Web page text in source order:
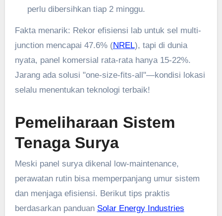
perlu dibersihkan tiap 2 minggu.
Fakta menarik: Rekor efisiensi lab untuk sel multi-
junction mencapai 47.6% (NREL), tapi di dunia
nyata, panel komersial rata-rata hanya 15-22%.
Jarang ada solusi "one-size-fits-all"—kondisi lokasi
selalu menentukan teknologi terbaik!
Pemeliharaan Sistem
Tenaga Surya
Meski panel surya dikenal low-maintenance,
perawatan rutin bisa memperpanjang umur sistem
dan menjaga efisiensi. Berikut tips praktis
berdasarkan panduan Solar Energy Industries